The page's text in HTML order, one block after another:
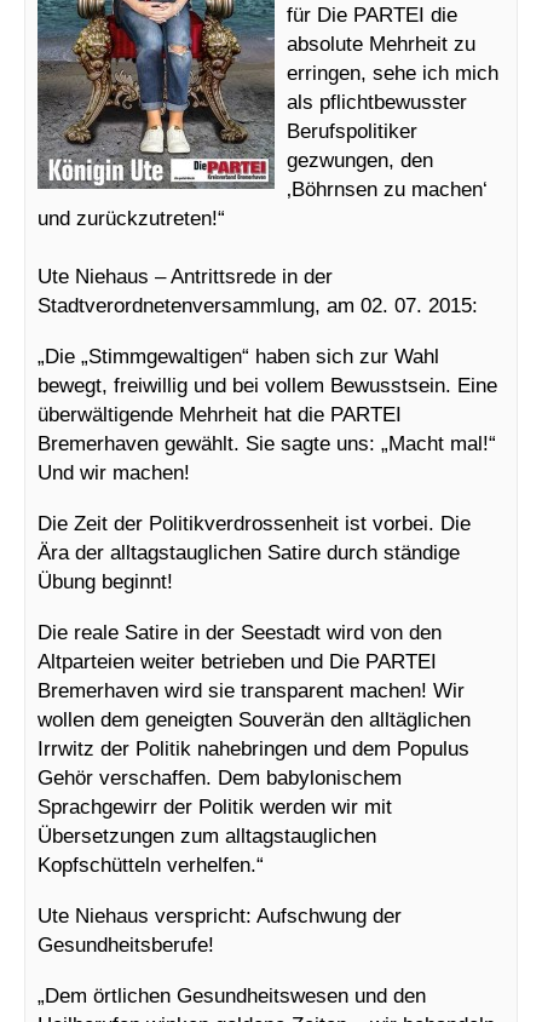
für Die PARTEI die
absolute Mehrheit zu
erringen, sehe ich mich
als pflichtbewusster
Berufspolitiker
gezwungen, den
‚Böhrnsen zu machen‘
und zurückzutreten!“
Ute Niehaus – Antrittsrede in der
Stadtverordnetenversammlung, am 02. 07. 2015:
„Die „Stimmgewaltigen“ haben sich zur Wahl
bewegt, freiwillig und bei vollem Bewusstsein. Eine
überwältigende Mehrheit hat die PARTEI
Bremerhaven gewählt. Sie sagte uns: „Macht mal!“
Und wir machen!
Die Zeit der Politikverdrossenheit ist vorbei. Die
Ära der alltagstauglichen Satire durch ständige
Übung beginnt!
Die reale Satire in der Seestadt wird von den
Altparteien weiter betrieben und Die PARTEI
Bremerhaven wird sie transparent machen! Wir
wollen dem geneigten Souverän den alltäglichen
Irrwitz der Politik nahebringen und dem Populus
Gehör verschaffen. Dem babylonischem
Sprachgewirr der Politik werden wir mit
Übersetzungen zum alltagstauglichen
Kopfschütteln verhelfen.“
Ute Niehaus verspricht: Aufschwung der
Gesundheitsberufe!
„Dem örtlichen Gesundheitswesen und den